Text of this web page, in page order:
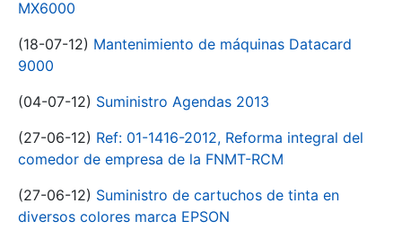
MX6000
(18-07-12) Mantenimiento de máquinas Datacard
9000
(04-07-12) Suministro Agendas 2013
(27-06-12) Ref: 01-1416-2012, Reforma integral del
comedor de empresa de la FNMT-RCM
(27-06-12) Suministro de cartuchos de tinta en
diversos colores marca EPSON